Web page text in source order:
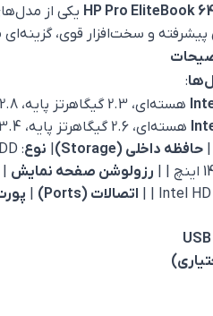
HP Pro EliteBook
پیشرفته و سخت‌افزار قوی،
:
حافظه داخلی (Storage) نوع: HDD یا SSD | |
رزولوشن صفحه نمایش
اتصالات (Ports)